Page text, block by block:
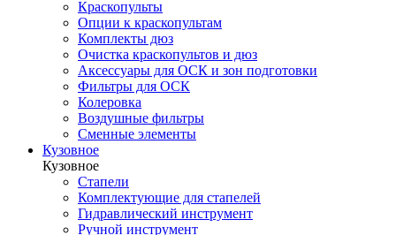
Краскопульты
Опции к краскопультам
Комплекты дюз
Очистка краскопультов и дюз
Аксессуары для ОСК и зон подготовки
Фильтры для ОСК
Колеровка
Воздушные фильтры
Сменные элементы
Кузовное
Кузовное
Стапели
Комплектующие для стапелей
Гидравлический инструмент
Ручной инструмент